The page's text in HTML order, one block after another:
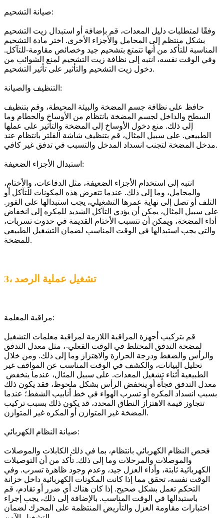
صيانة التشحيم:
وفقًا لمتطلبات دليل المعدات، قم بإضافة أو استبدال زيت التشحيم
بشكل منتظم إلى المحامل والأجزاء الأخرى. اختر مادة التشحيم
المناسبة للتأكد من أنها تتمتع بتشحيم جيد وخصائص مقاومة-للتآكل.
وفي الوقت نفسه، انتبه إلى نظافة زيت التشحيم لمنع الشوائب من
دخول زيت التشحيم والتأثير على تأثير التشحيم.
التنظيف والصيانة:
حافظ على نظافة جسم المضخة والبيئة المحيطة، وقم بتنظيف
السطح والداخل لجسم المضخة بانتظام من الأوساخ والحطام وما
إلى ذلك. منع دخول الأوساخ إلى المضخة والتأثير على عملها
الطبيعي. على سبيل المثال، قم بتنظيف شاشة الفلتر بانتظام عند
مدخل المضخة لتجنب انسداد المدخل والتسبب في تدفق غير كافي.
استبدال الأجزاء الضعيفة:
انتبه إلى استخدام الأجزاء الضعيفة، مثل الدفاعات، والأختام،
والمحامل، وما إلى ذلك. عندما تتعرض هذه المكونات للتآكل أو
التلف أو تصل إلى نهاية عمرها التشغيلي، يجب استبدالها على الفور.
على سبيل المثال، يمكن أن يؤدي التآكل الشديد للمكره إلى انخفاض
أداء المضخة، ويمكن أن تتسبب الأختام القديمة في حدوث تسربات،
والتي يجب استبدالها في الوقت المناسب لضمان التشغيل الطبيعي
للمضخة.
3، تشغيل عملية الرصد
مراقبة المعلمة:
قم بتركيب أجهزة المراقبة اللازمة لمراقبة معلمات التشغيل
لمضخة التدفق المختلط في الوقت الفعلي-، مثل معدل التدفق
والرأس والضغط ودرجة الحرارة والاهتزاز وما إلى ذلك. ومن خلال
تحليل البيانات، والكشف في الوقت المناسب عن المواقف غير
الطبيعية أثناء تشغيل المعدات. على سبيل المثال، عندما ينخفض ​​
معدل التدفق فجأة أو ينخفض ​​الرأس بشكل ملحوظ، فقد يكون ذلك
بسبب انسداد المكره أو تسرب الهواء في خط أنابيب الشفط؛ عندما
تتجاوز قيمة الاهتزاز النطاق المحدد، قد يكون ذلك بسبب تركيب
المضخة غير المتوازن أو المكره غير المتوازن.
صيانة النظام الكهربائي:
فحص النظام الكهربائي بانتظام، بما في ذلك الكابلات والموصلات
والموصلات والمرحلات وما إلى ذلك. تأكد من أن التوصيلات
الكهربائية ثابتة، وأداء العزل جيد، وعدم وجود ظاهرة تسرب. وفي
الوقت نفسه، تحقق مما إذا كانت المكونات الكهربائية داخل خزانة
التحكم تعمل بشكل صحيح. إذا كان هناك أي ضرر أو تقادم، قم
باستبدالها في الوقت المناسب. بالإضافة إلى ذلك، يجب إجراء
اختبارات مقاومة العزل والتأريض المنتظمة على المحرك لضمان